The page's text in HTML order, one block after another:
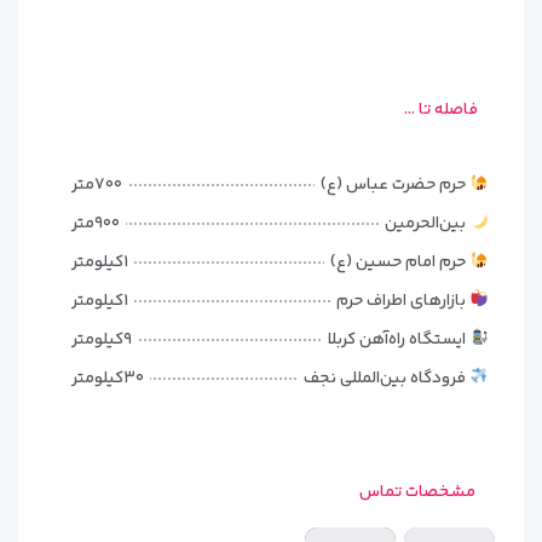
شرایط سفر خود، گزینه مناسب را انتخاب کنند.
دکوراسیون اتاق‌های این هتل بر پایه سادگی، نظم و کاربردی بودن
طراحی شده است. استفاده از رنگ‌های آرام، چیدمان مناسب و
فضای منظم، محیطی دلنشین برای استراحت زائران فراهم می‌کند تا
پس از ساعت‌ها زیارت و حضور در اماکن مقدس، آرامش بیشتری را
تجربه کنند.
در طراحی اتاق‌ها تلاش شده است امکانات موردنیاز برای یک اقامت
چندروزه در دسترس مهمانان باشد. فضای مناسب اتاق‌ها، در کنار
هتل الاسباط کربلا
اتاق‌ها و فضای داخلی هتل می‌تواند به شما کمک کند تا انتخابی
فاصله تا ...
حرم حضرت عباس (ع)
۷۰۰متر
بین‌الحرمین
۹۰۰متر
حرم امام حسین (ع)
۱کیلومتر
بازارهای اطراف حرم
۱کیلومتر
ایستگاه راه‌آهن کربلا
۹کیلومتر
فرودگاه بین‌المللی نجف
۳۰کیلومتر
مشخصات تماس